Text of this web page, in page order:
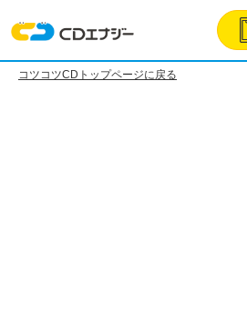
コツコツCDトップページに戻る